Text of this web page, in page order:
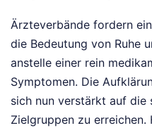
Ärzteverbände fordern
die Bedeutung von Ruhe
anstelle einer rein
Symptomen. Die
sich nun verstärkt auf die
Zielgruppen zu